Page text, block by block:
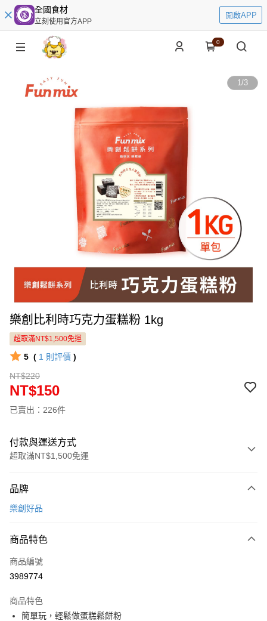
全國食材
立刻使用官方APP
開啟APP
0
1/3
樂創比利時巧克力蛋糕粉 1kg
超取滿NT$1,500免運
5 ( 1 則評價 )
NT$220
NT$150
已賣出：226件
付款與運送方式
超取滿NT$1,500免運
信用卡一次付款
Apple Pay
悠遊付
全盈+PAY
品牌
樂創好品
商品特色
商品編號
3989774
商品特色
簡單玩，輕鬆做蛋糕鬆餅粉